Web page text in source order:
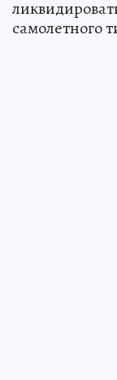
самолетного